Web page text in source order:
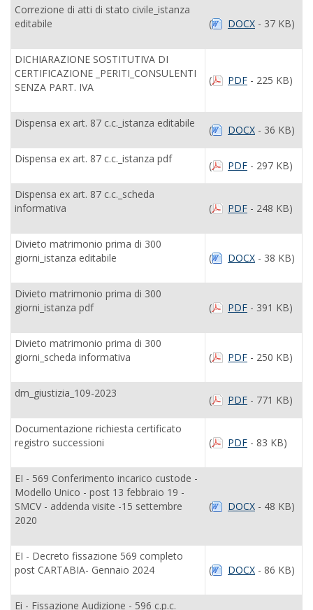
Correzione di atti di stato civile_istanza
editabile
( DOCX - 37 KB)
DICHIARAZIONE SOSTITUTIVA DI
CERTIFICAZIONE _PERITI_CONSULENTI
SENZA PART. IVA
( PDF - 225 KB)
Dispensa ex art. 87 c.c._istanza editabile
( DOCX - 36 KB)
Dispensa ex art. 87 c.c._istanza pdf
( PDF - 297 KB)
Dispensa ex art. 87 c.c._scheda
informativa
( PDF - 248 KB)
Divieto matrimonio prima di 300
giorni_istanza editabile
( DOCX - 38 KB)
Divieto matrimonio prima di 300
giorni_istanza pdf
( PDF - 391 KB)
Divieto matrimonio prima di 300
giorni_scheda informativa
( PDF - 250 KB)
dm_giustizia_109-2023
( PDF - 771 KB)
Documentazione richiesta certificato
registro successioni
( PDF - 83 KB)
EI - 569 Conferimento incarico custode -
Modello Unico - post 13 febbraio 19 -
SMCV - addenda visite -15 settembre
2020
( DOCX - 48 KB)
EI - Decreto fissazione 569 completo
post CARTABIA- Gennaio 2024
( DOCX - 86 KB)
Ei - Fissazione Audizione - 596 c.p.c.